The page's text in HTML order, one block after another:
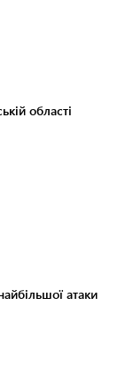
області
атаки